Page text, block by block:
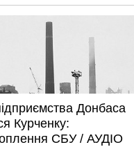
Донбаса
Курченку:
СБУ / АУДІО